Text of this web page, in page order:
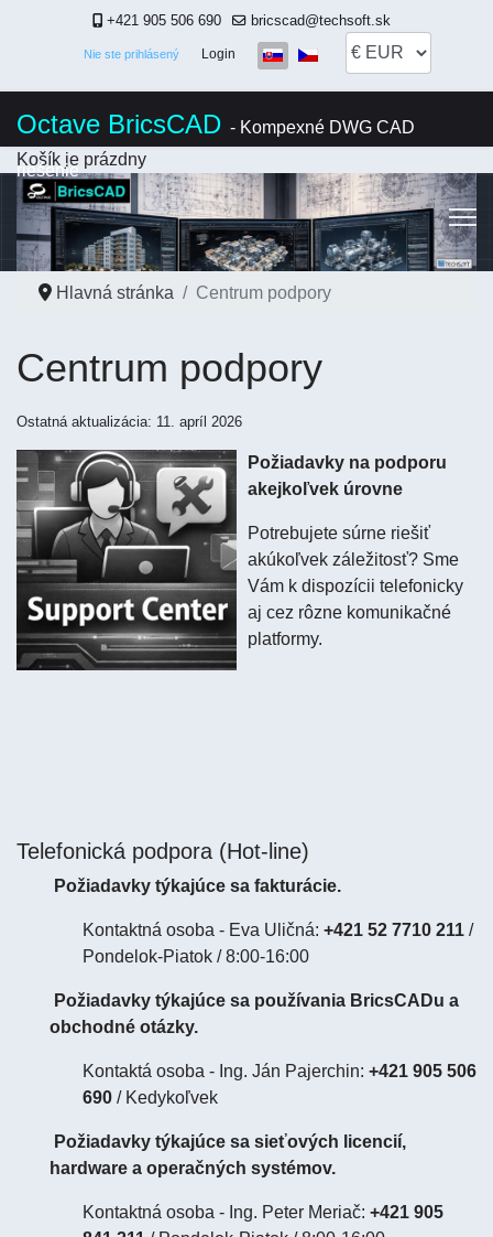
+421 905 506 690 bricscad@techsoft.sk
Nie ste prihlásený Login Vyberte váš jazyk
Octave BricsCAD - Kompexné DWG CAD
riešenie
Košík je prázdny
Hlavná stránka Centrum podpory
Centrum podpory
Ostatná aktualizácia: 11. apríl 2026
Požiadavky na podporu
akejkoľvek úrovne
Potrebujete súrne riešiť
akúkoľvek záležitosť? Sme
Vám k dispozícii telefonicky
aj cez rôzne komunikačné
platformy.
Telefonická podpora (Hot-line)
Požiadavky týkajúce sa fakturácie.
Kontaktná osoba - Eva Uličná: +421 52 7710 211 /
Pondelok-Piatok / 8:00-16:00
Požiadavky týkajúce sa používania BricsCADu a
obchodné otázky.
Kontaktá osoba - Ing. Ján Pajerchin: +421 905 506
690 / Kedykoľvek
Požiadavky týkajúce sa sieťových licencií,
hardware a operačných systémov.
Kontaktná osoba - Ing. Peter Meriač: +421 905